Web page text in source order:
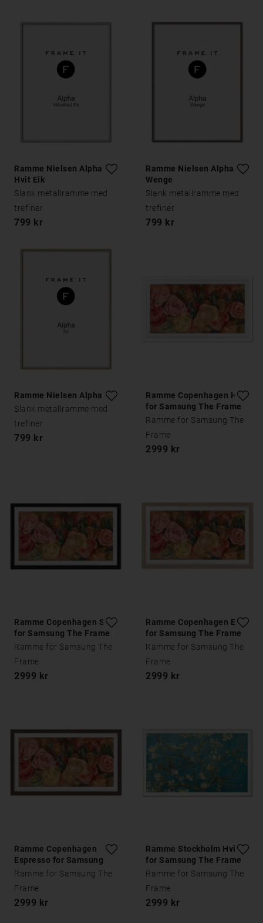
Ramme Nielsen Alpha
Hvit Eik
Slank metallramme med
trefiner
799 kr
Ramme Nielsen Alpha
Wenge
Slank metallramme med
trefiner
799 kr
Ramme Nielsen Alpha Eik
Slank metallramme med
trefiner
799 kr
Ramme Copenhagen Hvit
for Samsung The Frame
Ramme for Samsung The
Frame
2999 kr
Ramme Copenhagen Sort
for Samsung The Frame
Ramme for Samsung The
Frame
2999 kr
Ramme Copenhagen Eik
for Samsung The Frame
Ramme for Samsung The
Frame
2999 kr
Ramme Copenhagen
Espresso for Samsung
The Frame
Ramme for Samsung The
Frame
2999 kr
Ramme Stockholm Hvit
for Samsung The Frame
Ramme for Samsung The
Frame
2999 kr